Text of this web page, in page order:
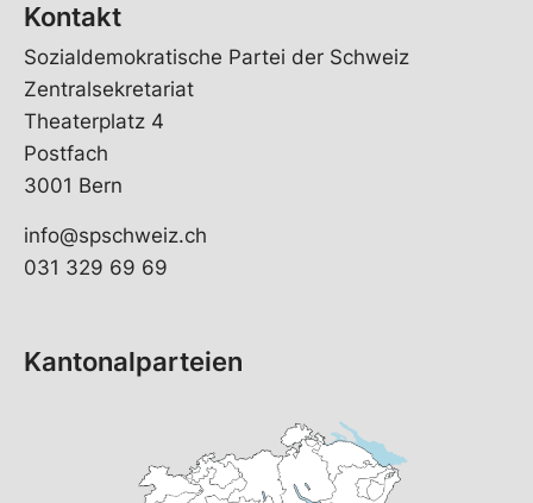
Kontakt
Sozialdemokratische Partei der Schweiz
Zentralsekretariat
Theaterplatz 4
Postfach
3001 Bern
info@spschweiz.ch
031 329 69 69
Kantonalparteien